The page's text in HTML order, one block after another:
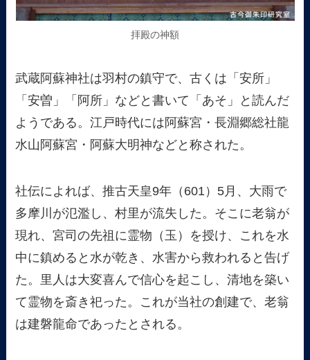
拝殿の神額
武蔵阿蘇神社は羽村の鎮守で、古くは「安所」
「安曽」「阿所」などと書いて「あそ」と読んだ
ようである。江戸時代には阿蘇宮・長淵郷総社龍
水山阿蘇宮・阿蘇大明神などと称された。
社伝によれば、推古天皇9年（601）5月、大雨で
多摩川が氾濫し、村里が流失した。そこに老翁が
現れ、宮司の先祖に霊物（玉）を授け、これを水
中に鎮めると水が乾き、水害から救われると告げ
た。里人は大変喜んで信心を起こし、清地を築い
て霊物を斎き祀った。これが当社の創建で、老翁
は建磐龍命であったとされる。